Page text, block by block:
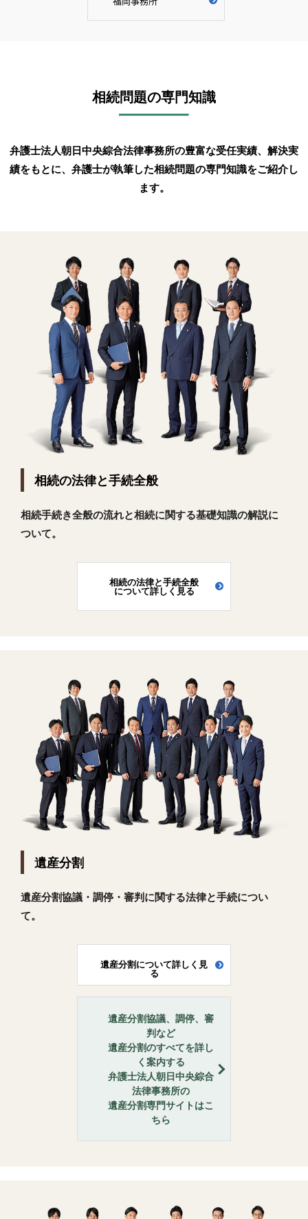
相続問題の専門知識
弁護士法人朝日中央綜合法律事務所の豊富な受任実績、解決実
績をもとに、弁護士が執筆した相続問題の専門知識をご紹介し
ます。
相続の法律と手続全般
相続手続き全般の流れと相続に関する基礎知識の解説に
ついて。
相続の法律と手続全般
について詳しく見る
遺産分割
遺産分割協議・調停・審判に関する法律と手続につい
て。
遺産分割について詳しく見
る
遺産分割協議、調停、審
判など
遺産分割のすべてを詳し
く案内する
弁護士法人朝日中央綜合
法律事務所の
遺産分割専門サイトはこ
ちら